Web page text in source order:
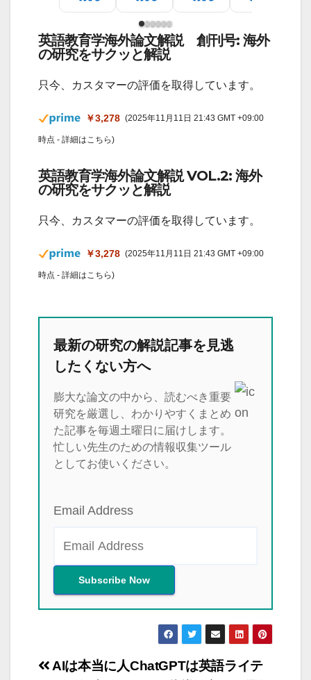
英語教育学海外論文解説 創刊号: 海外
の研究をサクッと解説
只今、カスタマーの評価を取得しています。
￥3,278 (2025年11月11日 21:43 GMT +09:00
時点 - 詳細はこちら)
英語教育学海外論文解説 VOL.2: 海外
の研究をサクッと解説
只今、カスタマーの評価を取得しています。
￥3,278 (2025年11月11日 21:43 GMT +09:00
時点 - 詳細はこちら)
最新の研究の解説記事を見逃
したくない方へ
膨大な論文の中から、読むべき重要
研究を厳選し、わかりやすくまとめ
た記事を毎週土曜日に届けします。
忙しい先生のための情報収集ツール
としてお使いください。
Email Address
投
ChatGPTは英語ライテ
AIは本当に人